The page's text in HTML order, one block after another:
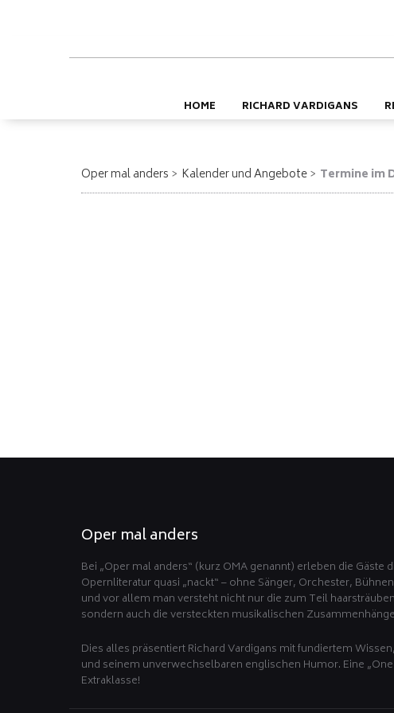
HOME RICHARD VARDIGANS
Oper mal anders Kalender und Angebote Termine im
Oper mal anders
Bei „Oper mal anders“ (kurz OMA genannt) erleben die Gäste
Opernliteratur quasi „nackt“ – ohne Sänger, Orchester,
und vor allem man versteht nicht nur die zum Teil
sondern auch die versteckten musikalischen
Dies alles präsentiert Richard Vardigans mit fundiertem
und seinem unverwechselbaren englischen Humor. Eine
Extraklasse!